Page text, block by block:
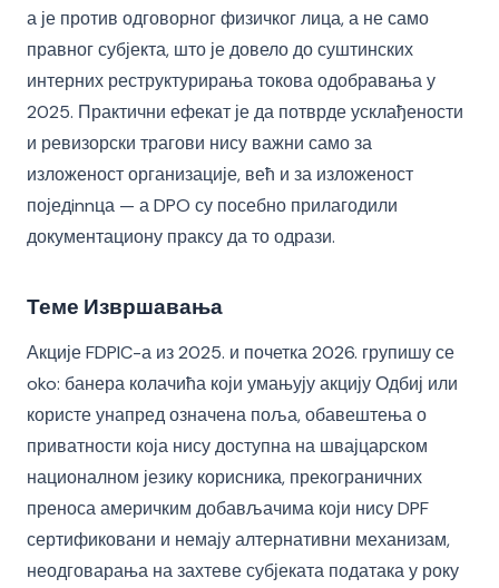
а је против одговорног физичког лица, а не само
правног субјекта, што је довело до суштинских
интерних реструктурирања токова одобравања у
2025. Практични ефекат је да потврде усклађености
и ревизорски трагови нису важни само за
изложеност организације, већ и за изложеност
поједinnца — а DPO су посебно прилагодили
документациону праксу да то одрази.
Теме Извршавања
Акције FDPIC-а из 2025. и почетка 2026. групишу се
oko: банера колачића који умањују акцију Одбиј или
користе унапред означена поља, обавештења о
приватности која нису доступна на швајцарском
националном језику корисника, прекограничних
преноса америчким добављачима који нису DPF
сертификовани и немају алтернативни механизам,
неодговарања на захтеве субјеката података у року